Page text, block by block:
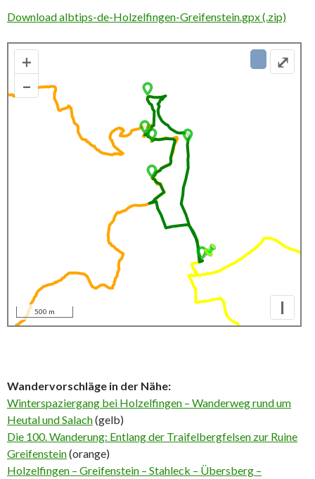
Download albtips-de-Holzelfingen-Greifenstein.gpx (.zip)
+
–
I
500 m
⤢
Wandervorschläge in der Nähe:
Winterspaziergang bei Holzelfingen – Wanderweg rund um
Heutal und Salach(gelb)
Die 100. Wanderung: Entlang der Traifelbergfelsen zur Ruine
Greifenstein(orange)
Holzelfingen – Greifenstein – Stahleck – Übersberg –